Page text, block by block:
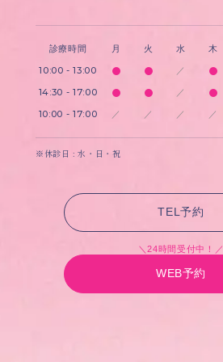
診療時間 月 火 水 木
10:00 - 13:00 ／
14:30 - 17:00 ／
10:00 - 17:00 ／ ／ ／ ／
※休診日 : 水・日・祝
TEL予約
＼24時間受付中！／
WEB予約